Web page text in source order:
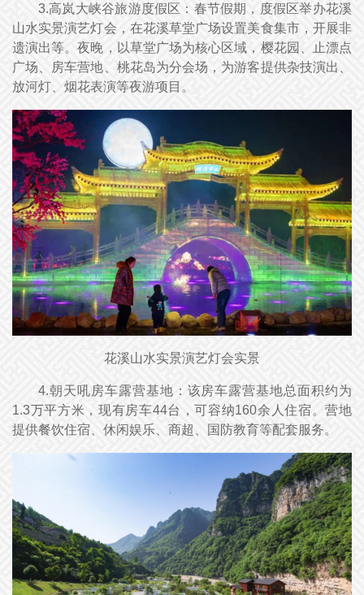
3.高岚大峡谷旅游度假区：春节假期，度假区举办花溪
山水实景演艺灯会，在花溪草堂广场设置美食集市，开展非
遗演出等。夜晚，以草堂广场为核心区域，樱花园、止漂点
广场、房车营地、桃花岛为分会场，为游客提供杂技演出、
放河灯、烟花表演等夜游项目。
花溪山水实景演艺灯会实景
4.朝天吼房车露营基地：该房车露营基地总面积约为
1.3万平方米，现有房车44台，可容纳160余人住宿。营地
提供餐饮住宿、休闲娱乐、商超、国防教育等配套服务。